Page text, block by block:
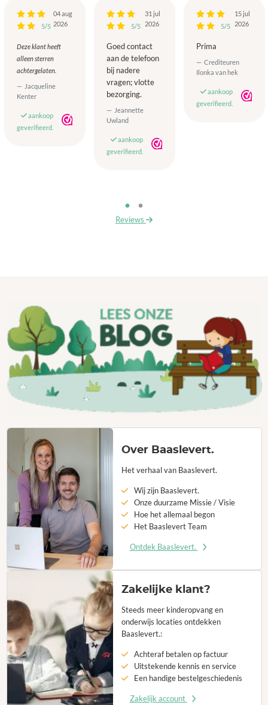
5/5
04 aug
2026
Deze klant heeft
alleen sterren
achtergelaten.
Jacqueline
Kenter
aankoop
geverifieerd.
5/5
31 jul
2026
Goed contact
aan de telefoon
bij nadere
vragen; vlotte
bezorging.
Jeannette
Uwland
aankoop
geverifieerd.
5/5
15 jul
2026
Prima
Crediteuren
Ilonka van hek
aankoop
geverifieerd.
Reviews
Over Baaslevert.
Het verhaal van Baaslevert.
Wij zijn Baaslevert.
Onze duurzame Missie / Visie
Hoe het allemaal begon
Het Baaslevert Team
Ontdek Baaslevert.
Zakelijke klant?
Steeds meer kinderopvang en
onderwijs locaties ontdekken
Baaslevert.:
Achteraf betalen op factuur
Uitstekende kennis en service
Een handige bestelgeschiedenis
Zakelijk account